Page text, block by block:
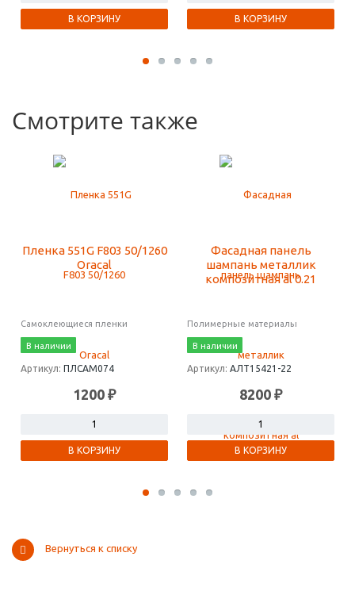
В КОРЗИНУ В КОРЗИНУ
Смотрите также
Пленка 551G F803 50/1260
Oracal
Самоклеющиеся пленки
В наличии
Артикул: ПЛСАМ074
1200 ₽
В КОРЗИНУ
Фасадная панель
шампань металлик
композитная al 0.21
Полимерные материалы
В наличии
Артикул: АЛТ15421-22
8200 ₽
В КОРЗИНУ
Вернуться к списку